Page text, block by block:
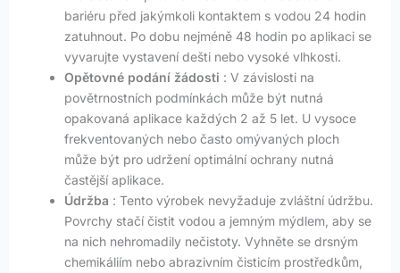
bariéru před jakýmkoli kontaktem s vodou 24 hodin
zatuhnout. Po dobu nejméně 48 hodin po aplikaci se
vyvarujte vystavení dešti nebo vysoké vlhkosti.
Opětovné podání žádosti : V závislosti na
povětrnostních podmínkách může být nutná
opakovaná aplikace každých 2 až 5 let. U vysoce
frekventovaných nebo často omývaných ploch
může být pro udržení optimální ochrany nutná
častější aplikace.
Údržba : Tento výrobek nevyžaduje zvláštní údržbu.
Povrchy stačí čistit vodou a jemným mýdlem, aby se
na nich nehromadily nečistoty. Vyhněte se drsným
chemikáliím nebo abrazivním čisticím prostředkům,